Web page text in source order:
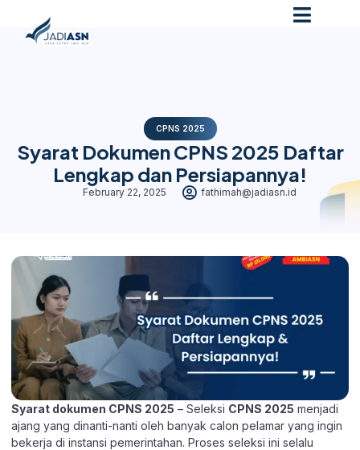
CPNS 2025
Syarat Dokumen CPNS 2025 Daftar
Lengkap dan Persiapannya!
February 22, 2025 fathimah@jadiasn.id
Syarat dokumen CPNS 2025 – Seleksi CPNS 2025 menjadi
ajang yang dinanti-nanti oleh banyak calon pelamar yang ingin
bekerja di instansi pemerintahan. Proses seleksi ini selalu